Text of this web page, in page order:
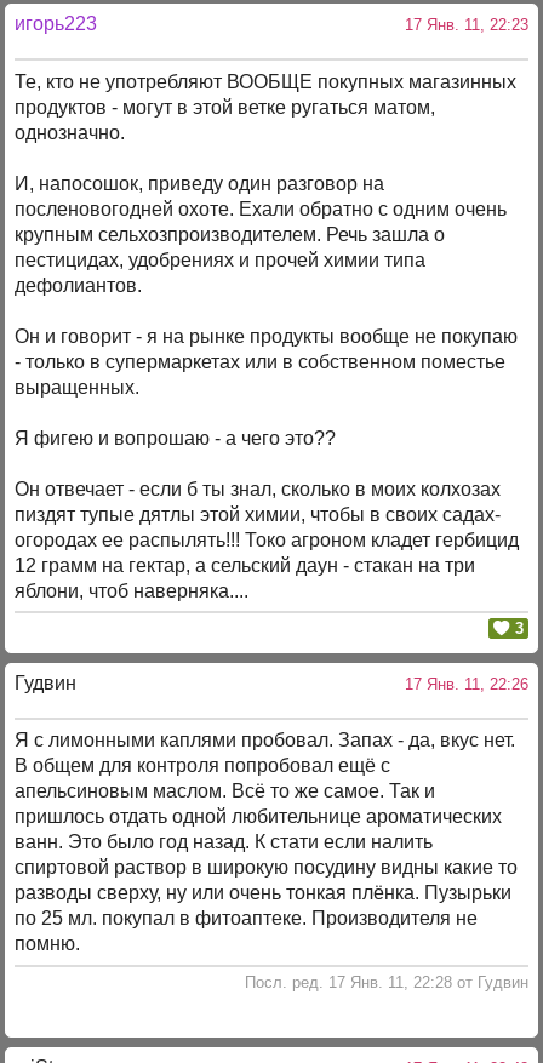
игорь223 17 Янв. 11, 22:23
Те, кто не употребляют ВООБЩЕ покупных магазинных
продуктов - могут в этой ветке ругаться матом,
однозначно.
И, напосошок, приведу один разговор на
посленовогодней охоте. Ехали обратно с одним очень
крупным сельхозпроизводителем. Речь зашла о
пестицидах, удобрениях и прочей химии типа
дефолиантов.
Он и говорит - я на рынке продукты вообще не покупаю
- только в супермаркетах или в собственном поместье
выращенных.
Я фигею и вопрошаю - а чего это??
Он отвечает - если б ты знал, сколько в моих колхозах
пиздят тупые дятлы этой химии, чтобы в своих садах-
огородах ее распылять!!! Токо агроном кладет гербицид
12 грамм на гектар, а сельский даун - стакан на три
яблони, чтоб наверняка....
3
Гудвин 17 Янв. 11, 22:26
Я с лимонными каплями пробовал. Запах - да, вкус нет.
В общем для контроля попробовал ещё с
апельсиновым маслом. Всё то же самое. Так и
пришлось отдать одной любительнице ароматических
ванн. Это было год назад. К стати если налить
спиртовой раствор в широкую посудину видны какие то
разводы сверху, ну или очень тонкая плёнка. Пузырьки
по 25 мл. покупал в фитоаптеке. Производителя не
помню.
Посл. ред. 17 Янв. 11, 22:28 от Гудвин